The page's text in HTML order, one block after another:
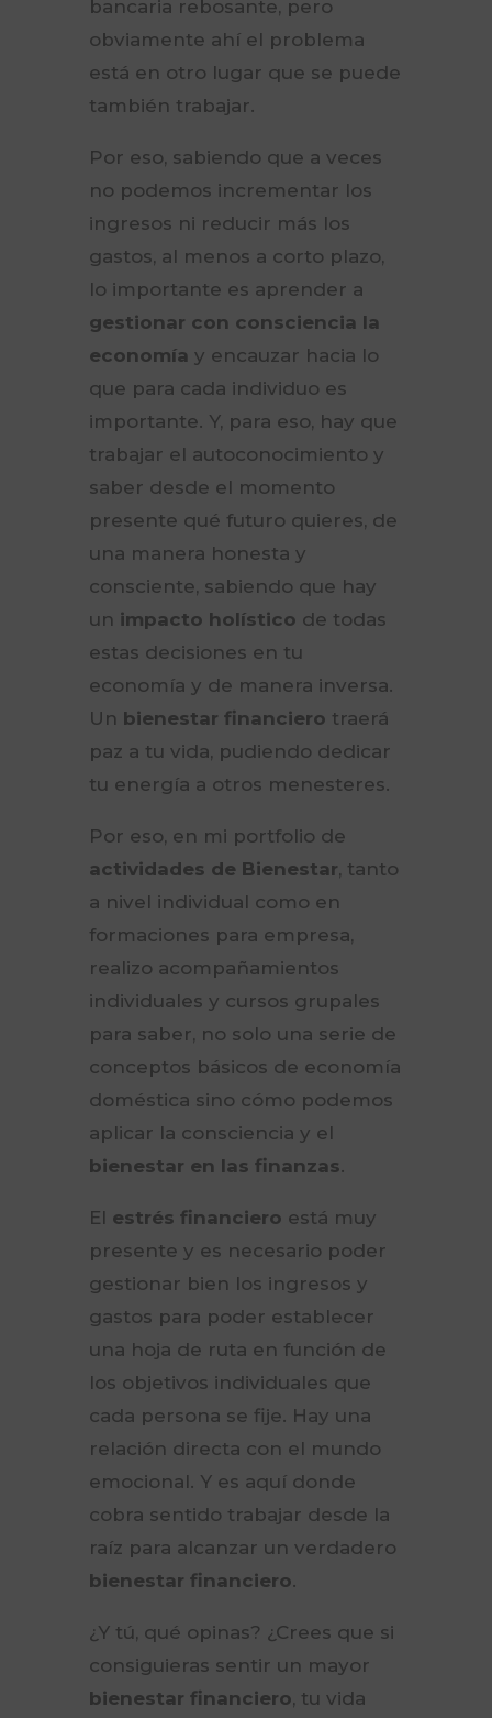
bancaria rebosante, pero
obviamente ahí el problema
está en otro lugar que se puede
también trabajar.
Por eso, sabiendo que a veces
no podemos incrementar los
ingresos ni reducir más los
gastos, al menos a corto plazo,
lo importante es aprender a
gestionar con consciencia la
economía y encauzar hacia lo
que para cada individuo es
importante. Y, para eso, hay que
trabajar el autoconocimiento y
saber desde el momento
presente qué futuro quieres, de
una manera honesta y
consciente, sabiendo que hay
un impacto holístico de todas
estas decisiones en tu
economía y de manera inversa.
Un bienestar financiero traerá
paz a tu vida, pudiendo dedicar
tu energía a otros menesteres.
Por eso, en mi portfolio de
actividades de Bienestar, tanto
a nivel individual como en
formaciones para empresa,
realizo acompañamientos
individuales y cursos grupales
para saber, no solo una serie de
conceptos básicos de economía
doméstica sino cómo podemos
aplicar la consciencia y el
bienestar en las finanzas.
El estrés financiero está muy
presente y es necesario poder
gestionar bien los ingresos y
gastos para poder establecer
una hoja de ruta en función de
los objetivos individuales que
cada persona se fije. Hay una
relación directa con el mundo
emocional. Y es aquí donde
cobra sentido trabajar desde la
raíz para alcanzar un verdadero
bienestar financiero.
¿Y tú, qué opinas? ¿Crees que si
consiguieras sentir un mayor
bienestar financiero, tu vida